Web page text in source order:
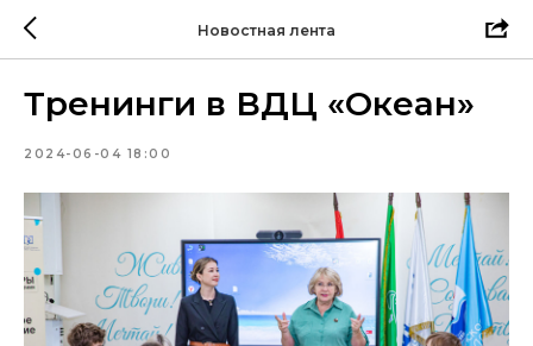
Новостная лента
Тренинги в ВДЦ «Океан»
2024-06-04 18:00